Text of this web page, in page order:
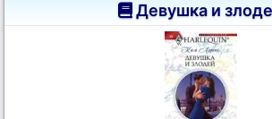
Девушка и